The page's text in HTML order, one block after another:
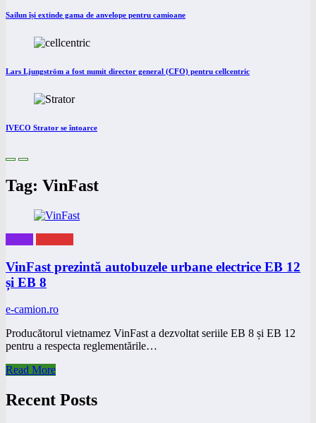
Sailun își extinde gama de anvelope pentru camioane
Lars Ljungström a fost numit director general (CFO) pentru cellcentric
IVECO Strator se întoarce
Tag: VinFast
VinFast prezintă autobuzele urbane electrice EB 12
și EB 8
e-camion.ro
Producătorul vietnamez VinFast a dezvoltat seriile EB 8 și EB 12
pentru a respecta reglementările…
Read More
Recent Posts